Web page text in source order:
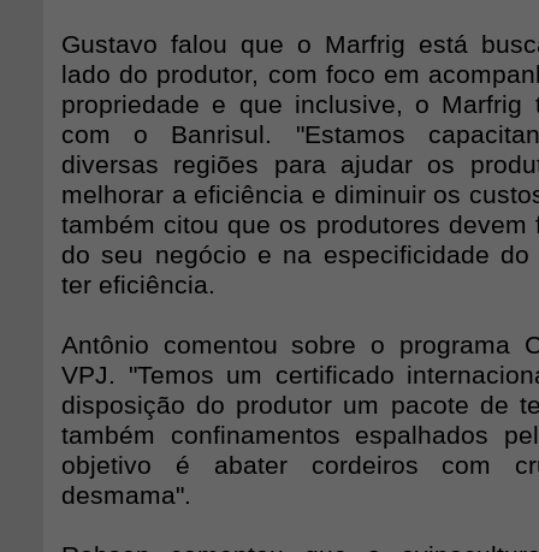
Gustavo falou que o Marfrig está
lado do produtor, com foco em
propriedade e que inclusive, o Marfrig
com o Banrisul. "Estamos
diversas regiões para ajudar os
melhorar a eficiência e diminuir os
também citou que os produtores devem
do seu negócio e na especificidade
ter eficiência.
Antônio comentou sobre o programa
VPJ. "Temos um certificado
disposição do produtor um pacote de
também confinamentos espalhados
objetivo é abater cordeiros com
desmama".